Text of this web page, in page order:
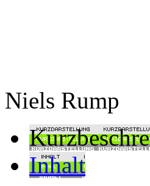
Niels Rump
Inhalt